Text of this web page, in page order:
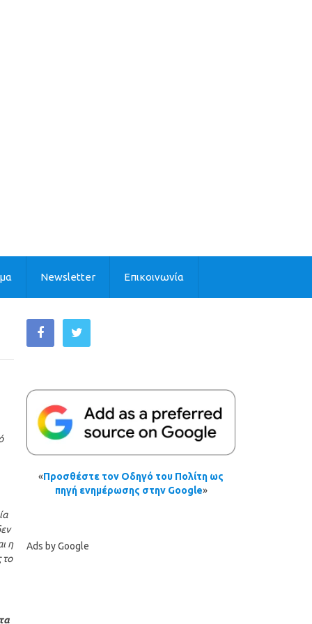
Newsletter Επικοινωνία
η
το
«Προσθέστε τον Οδηγό του Πολίτη ως
πηγή ενημέρωσης στην Google»
Ads by Google